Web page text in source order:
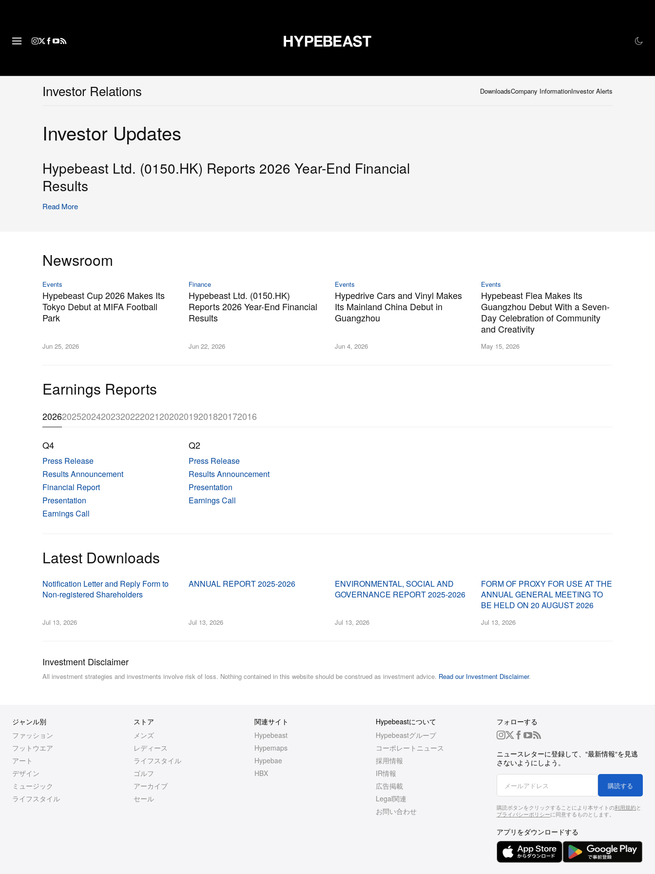
Investor Relations DownloadsCompany InformationInvestor Alerts
Investor Updates
Hypebeast Ltd. (0150.HK) Reports 2026 Year-End Financial
Results
Read More
Newsroom
Events
Hypebeast Cup 2026 Makes Its
Tokyo Debut at MIFA Football
Park
Jun 25, 2026
Finance
Hypebeast Ltd. (0150.HK)
Reports 2026 Year-End Financial
Results
Jun 22, 2026
Events
Hypedrive Cars and Vinyl Makes
Its Mainland China Debut in
Guangzhou
Jun 4, 2026
Events
Hypebeast Flea Makes Its
Guangzhou Debut With a Seven-
Day Celebration of Community
and Creativity
May 15, 2026
Earnings Reports
20262025202420232022202120202019201820172016
Q4
Press Release
Results Announcement
Financial Report
Presentation
Earnings Call
Q2
Press Release
Results Announcement
Presentation
Earnings Call
Latest Downloads
Notification Letter and Reply Form to
Non-registered Shareholders
Jul 13, 2026
ANNUAL REPORT 2025-2026
Jul 13, 2026
ENVIRONMENTAL, SOCIAL AND
GOVERNANCE REPORT 2025-2026
Jul 13, 2026
FORM OF PROXY FOR USE AT THE
ANNUAL GENERAL MEETING TO
BE HELD ON 20 AUGUST 2026
Jul 13, 2026
Investment Disclaimer
All investment strategies and investments involve risk of loss. Nothing contained in this website should be construed as investment advice. Read our Investment Disclaimer.
ジャンル別
ファッション
フットウエア
アート
デザイン
ミュージック
ライフスタイル
ストア
メンズ
レディース
ライフスタイル
ゴルフ
アーカイブ
セール
関連サイト
Hypebeast
Hypemaps
Hypebae
HBX
Hypebeastについて
Hypebeastグループ
コーポレートニュース
採用情報
IR情報
広告掲載
Legal関連
お問い合わせ
フォローする
ニュースレターに登録して、“最新情報“を見逃
さないようにしよう。
購読する
購読ボタンをクリックすることにより本サイトの利用規約と
プライバシーポリシーに同意するものとします。
アプリをダウンロードする